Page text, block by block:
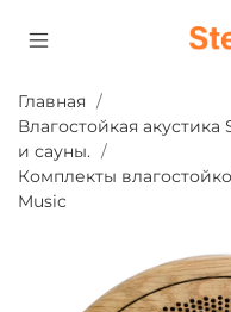
Главная
Влагостойкая
и сауны.
Комплекты
Music